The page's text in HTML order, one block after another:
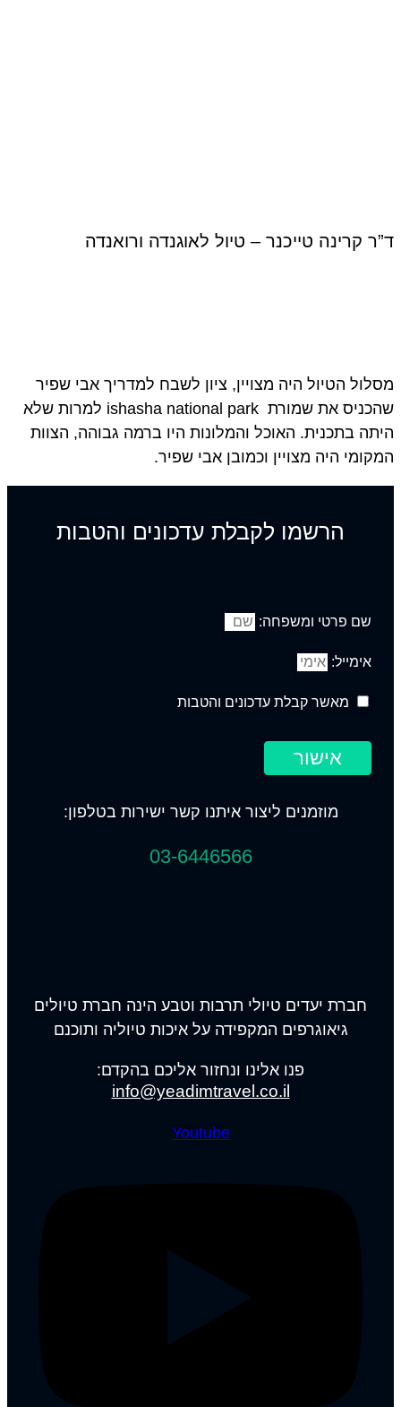
קרינה טייכנר – טיול לאוגנדה ורואנדה
הטיול היה מצויין, ציון לשבח למדריך אבי שפיר
שהכניס את שמורת ishasha national park למרות שלא
בתכנית. האוכל והמלונות היו ברמה גבוהה, הצוות
היה מצויין וכמובן אבי שפיר.
הרשמו לקבלת עדכונים והטבות
שם פרטי ומשפחה:
אימייל:
מאשר קבלת עדכונים והטבות
אישור
מוזמנים ליצור איתנו קשר ישירות בטלפון:
03-6446566
חברת יעדים טיולי תרבות וטבע הינה חברת טיולים
גיאוגרפים המקפידה על איכות טיוליה ותוכנם
פנו אלינו ונחזור אליכם בהקדם:
info@yeadimtravel.co.il
Youtube